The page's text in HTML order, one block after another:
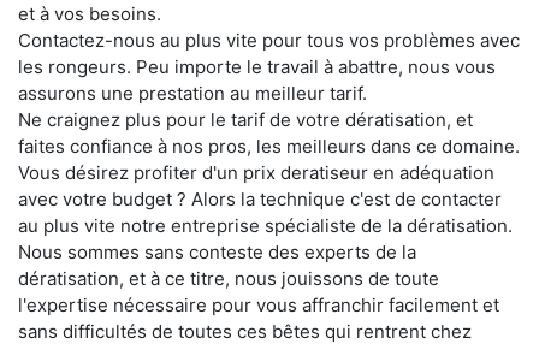
et à vos besoins.
Contactez-nous au plus vite pour tous vos problèmes avec
les rongeurs. Peu importe le travail à abattre, nous vous
assurons une prestation au meilleur tarif.
Ne craignez plus pour le tarif de votre dératisation, et
faites confiance à nos pros, les meilleurs dans ce domaine.
Vous désirez profiter d'un prix deratiseur en adéquation
avec votre budget ? Alors la technique c'est de contacter
au plus vite notre entreprise spécialiste de la dératisation.
Nous sommes sans conteste des experts de la
dératisation, et à ce titre, nous jouissons de toute
l'expertise nécessaire pour vous affranchir facilement et
sans difficultés de toutes ces bêtes qui rentrent chez